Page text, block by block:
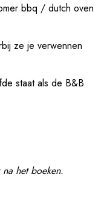
bbq / dutch oven
ze je verwennen
staat als de B&B
het boeken.